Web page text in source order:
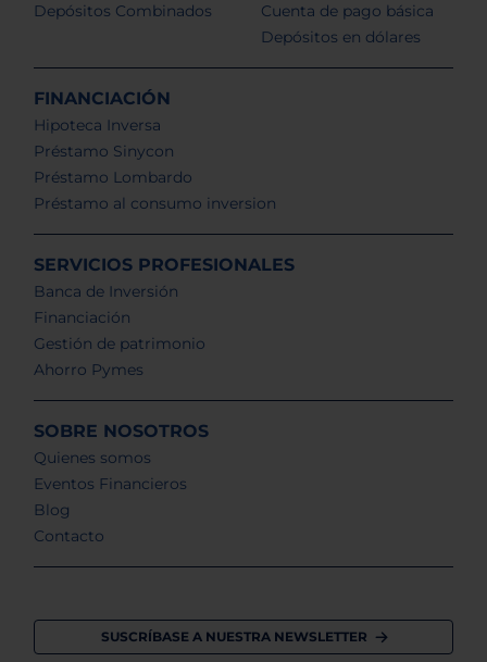
Depósitos Combinados
Cuenta de pago básica
Depósitos en dólares
FINANCIACIÓN
Hipoteca Inversa
Préstamo Sinycon
Préstamo Lombardo
Préstamo al consumo inversion
SERVICIOS PROFESIONALES
Banca de Inversión
Financiación
Gestión de patrimonio
Ahorro Pymes
SOBRE NOSOTROS
Quienes somos
Eventos Financieros
Blog
Contacto
SUSCRÍBASE A NUESTRA NEWSLETTER